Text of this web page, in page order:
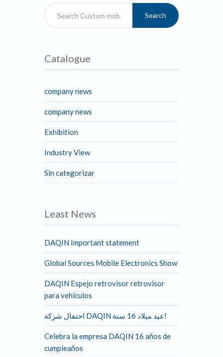
Search
Catalogue
company news
company news
Exhibition
Industry View
Sin categorizar
Least News
DAQIN Important statement
Global Sources Mobile Electronics Show
DAQIN Espejo retrovisor retrovisor
para vehículos
احتفال شركة DAQIN عيد ميلاد 16 سنة!
Celebra la empresa DAQIN 16 años de
cumpleaños